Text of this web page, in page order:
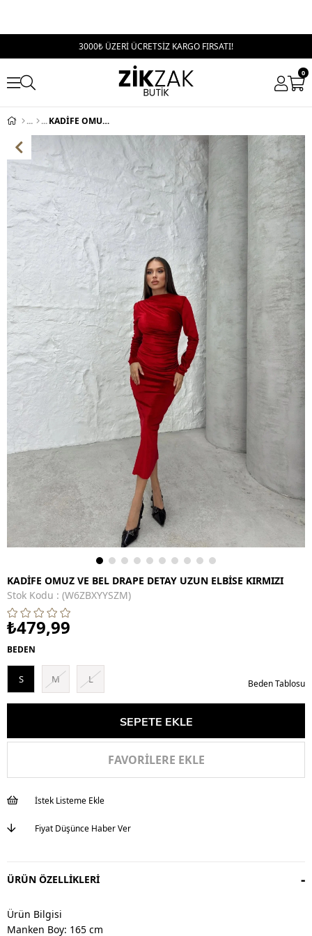
3000₺ ÜZERİ ÜCRETSİZ KARGO FIRSATI!
0
KADİFE OMUZ VE BEL DRAPE DETAY UZUN ELBİSE KIRMIZI
KADİFE OMUZ VE BEL DRAPE DETAY UZUN ELBİSE KIRMIZI
Stok Kodu
(W6ZBXYYSZM)
₺479,99
BEDEN
S M L Beden Tablosu
FAVORILERE EKLE
İstek Listeme Ekle
Fiyat Düşünce Haber Ver
ÜRÜN ÖZELLIKLERI
Ürün Bilgisi
Manken Boy: 165 cm